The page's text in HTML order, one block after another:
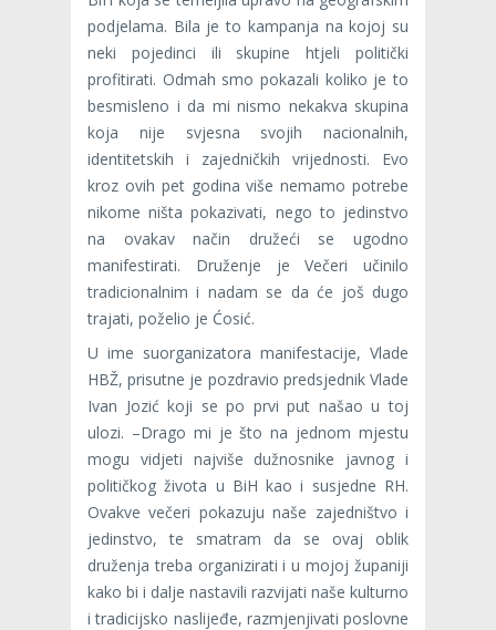
podjelama. Bila je to kampanja na kojoj su
neki pojedinci ili skupine htjeli politički
profitirati. Odmah smo pokazali koliko je to
besmisleno i da mi nismo nekakva skupina
koja nije svjesna svojih nacionalnih,
identitetskih i zajedničkih vrijednosti. Evo
kroz ovih pet godina više nemamo potrebe
nikome ništa pokazivati, nego to jedinstvo
na ovakav način družeći se ugodno
manifestirati. Druženje je Večeri učinilo
tradicionalnim i nadam se da će još dugo
trajati, poželio je Ćosić.
U ime suorganizatora manifestacije, Vlade
HBŽ, prisutne je pozdravio predsjednik Vlade
Ivan Jozić koji se po prvi put našao u toj
ulozi. –Drago mi je što na jednom mjestu
mogu vidjeti najviše dužnosnike javnog i
političkog života u BiH kao i susjedne RH.
Ovakve večeri pokazuju naše zajedništvo i
jedinstvo, te smatram da se ovaj oblik
druženja treba organizirati i u mojoj županiji
kako bi i dalje nastavili razvijati naše kulturno
i tradicijsko naslijeđe, razmjenjivati poslovne